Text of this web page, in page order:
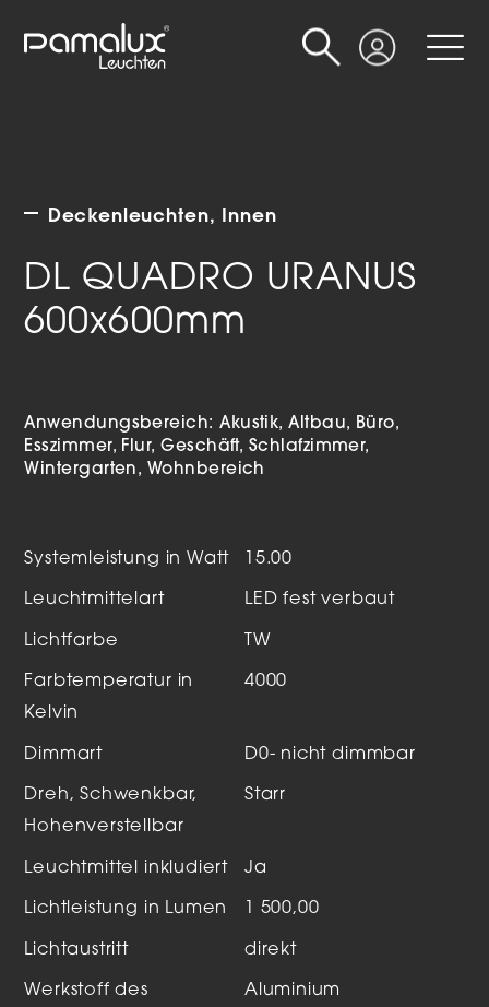
Login
Suche
Deckenleuchten Innen
DL QUADRO URANUS
600x600mm
Anwendungsbereich:Akustik Altbau
Büro
Esszimmer
Flur Geschäft
Schlafzimmer
Wintergarten
Wohnbereich
Systemleistung in Watt 15.00
Leuchtmittelart LED fest verbaut
Lichtfarbe TW
Farbtemperatur in
Kelvin
4000
Dimmart D0- nicht dimmbar
Dreh, Schwenkbar,
Hohenverstellbar
Starr
Leuchtmittel inkludiert Ja
Lichtleistung in Lumen 1 500,00
Lichtaustritt direkt
Werkstoff des
Aluminium